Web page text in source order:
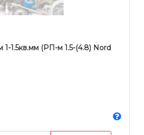
1.5кв.мм (РП-м 1.5-(4.8) Nord